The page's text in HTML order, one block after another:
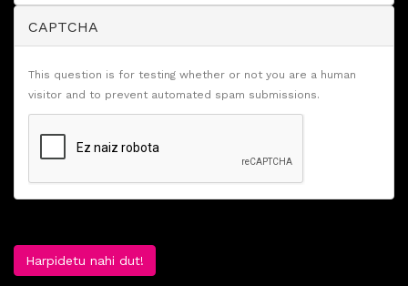
CAPTCHA
This question is for testing whether or not you are a human
visitor and to prevent automated spam submissions.
Harpidetu nahi dut!